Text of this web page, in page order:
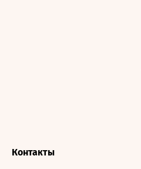
Контакты